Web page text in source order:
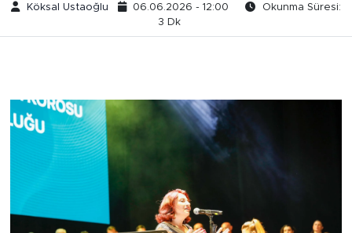
Köksal Ustaoğlu 06.06.2026 - 12:00
Okunma Süresi:
3 Dk